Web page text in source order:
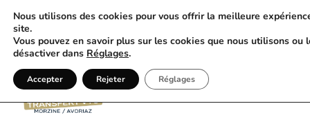
• bagages Ponctualité & organisation rigoureuse
06 09 42 72 74
Nous utilisons des cookies pour vous offrir la meilleure
site.
Vous pouvez en savoir plus sur les cookies que nous utilisons ou
désactiver dans Réglages.
Accepter Rejeter Réglages